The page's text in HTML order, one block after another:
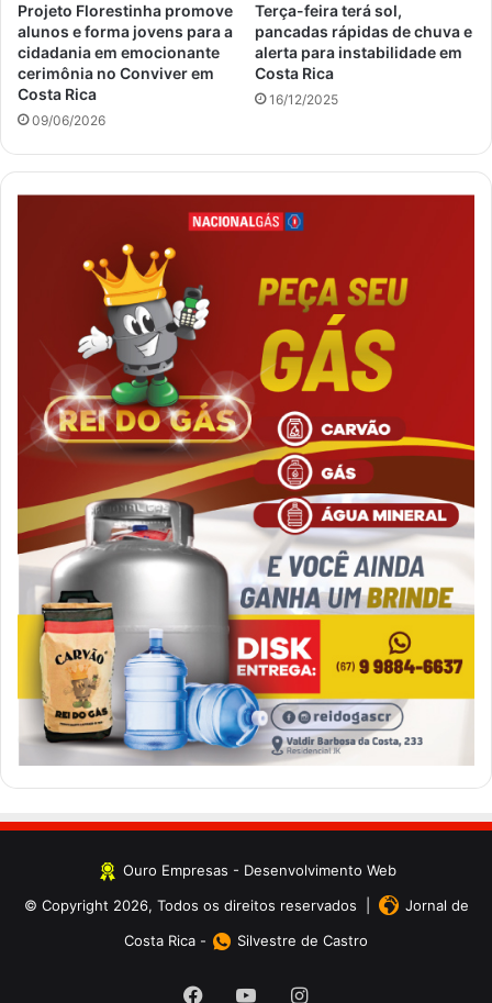
Projeto Florestinha promove
alunos e forma jovens para a
cidadania em emocionante
cerimônia no Conviver em
Costa Rica
09/06/2026
Terça-feira terá sol,
pancadas rápidas de chuva e
alerta para instabilidade em
Costa Rica
16/12/2025
Ouro Empresas - Desenvolvimento Web
© Copyright 2026, Todos os direitos reservados |
Jornal de
Costa Rica - Silvestre de Castro
Facebook
YouTubeInstagram